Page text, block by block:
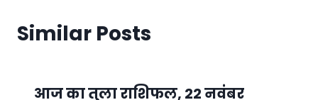
Similar Posts
आज का तुला राशिफल, 22 नवंबर